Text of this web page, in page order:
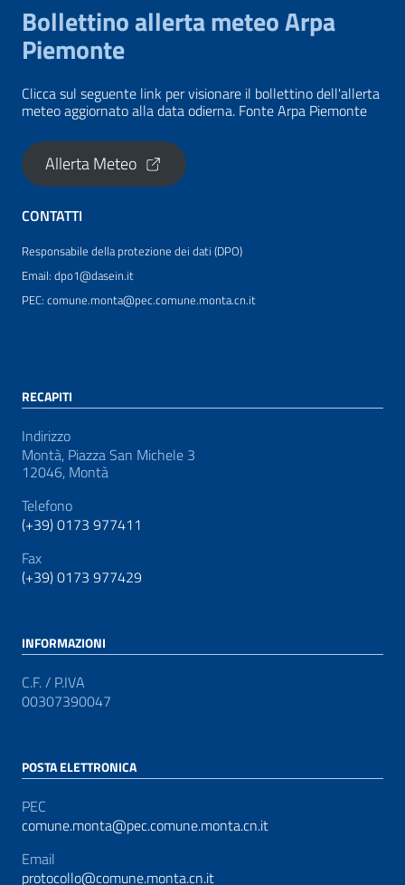
Bollettino allerta meteo Arpa
Piemonte
Clicca sul seguente link per visionare il bollettino dell'allerta
meteo aggiornato alla data odierna. Fonte Arpa Piemonte
Allerta Meteo
CONTATTI
Responsabile della protezione dei dati (DPO)
Email: dpo1@dasein.it
PEC: comune.monta@pec.comune.monta.cn.it
RECAPITI
Indirizzo
Montà, Piazza San Michele 3
12046, Montà
Telefono
(+39) 0173 977411
Fax
(+39) 0173 977429
INFORMAZIONI
C.F. / P.IVA
00307390047
POSTA ELETTRONICA
PEC
comune.monta@pec.comune.monta.cn.it
Email
protocollo@comune.monta.cn.it